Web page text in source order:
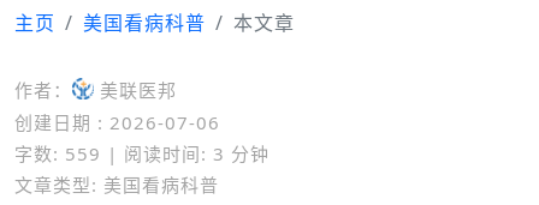
主页 美国看病科普 本文章
作者：
美联医邦
创建日期 : 2026-07-06
字数: 559 | 阅读时间: 3 分钟
文章类型: 美国看病科普